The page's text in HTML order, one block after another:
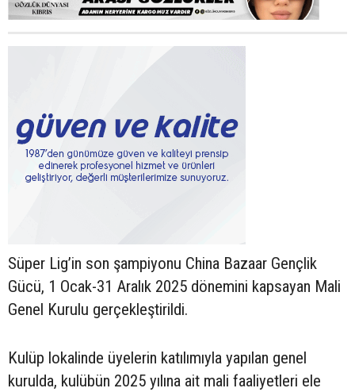
Süper Lig’in son şampiyonu China Bazaar Gençlik
Gücü, 1 Ocak-31 Aralık 2025 dönemini kapsayan Mali
Genel Kurulu gerçekleştirildi.
Kulüp lokalinde üyelerin katılımıyla yapılan genel
kurulda, kulübün 2025 yılına ait mali faaliyetleri ele